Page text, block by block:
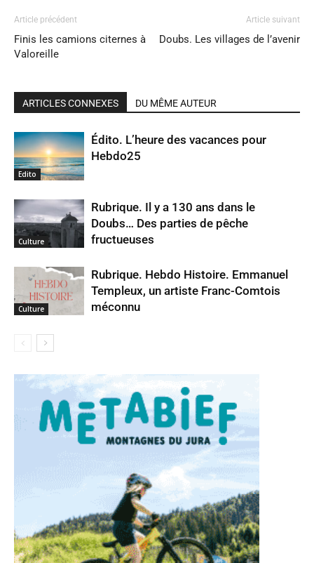
Article précédent
Finis les camions citernes à
Valoreille
Article suivant
Doubs. Les villages de l’avenir
ARTICLES CONNEXES DU MÊME AUTEUR
Edito
Édito. L’heure des vacances pour
Hebdo25
Culture
Rubrique. Il y a 130 ans dans le
Doubs… Des parties de pêche
fructueuses
Culture
Rubrique. Hebdo Histoire. Emmanuel
Templeux, un artiste Franc-Comtois
méconnu